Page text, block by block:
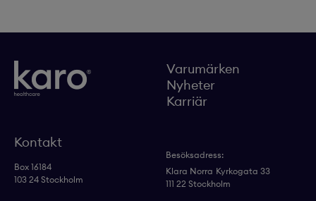
Varumärken
Nyheter
Karriär
Kontakt
Box 16184
103 24 Stockholm
Besöksadress:
Klara Norra Kyrkogata 33
111 22 Stockholm